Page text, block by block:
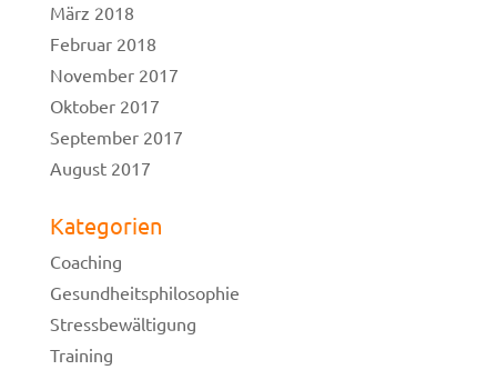
März 2018
Februar 2018
November 2017
Oktober 2017
September 2017
August 2017
Kategorien
Coaching
Gesundheitsphilosophie
Stressbewältigung
Training